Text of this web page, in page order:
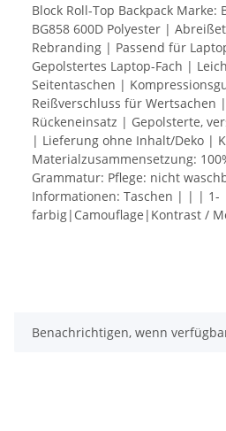
Block Roll-Top Backpack Marke:
BG858 600D Polyester |
Rebranding | Passend für
Gepolstertes Laptop-Fach |
Seitentaschen |
Reißverschluss für Wertsachen
Rückeneinsatz | Gepolsterte,
| Lieferung ohne Inhalt/Deko |
Materialzusammensetzung:
Grammatur: Pflege: nicht
Informationen: Taschen | | | 1-
farbig|Camouflage|Kontrast /
Benachrichtigen, wenn